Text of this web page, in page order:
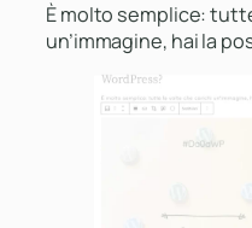
È molto semplice:
un’immagine, hai la